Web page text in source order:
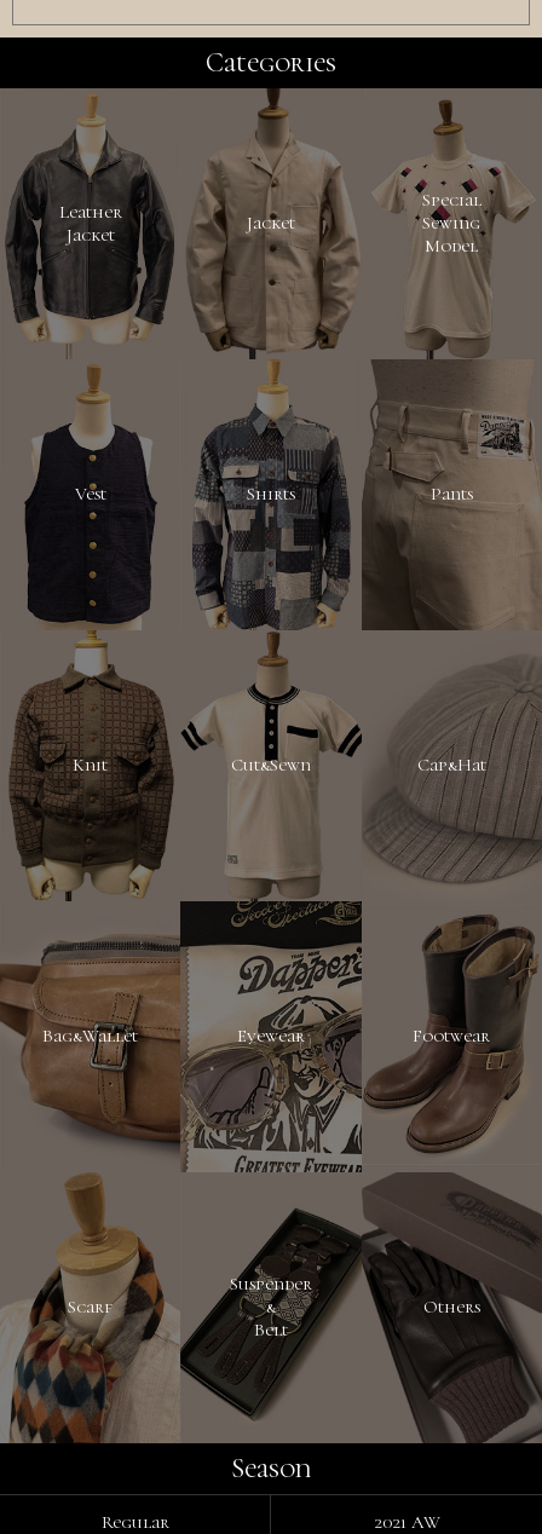
Categories
Leather
Jacket
Jacket
Special
Sewing
Model
Vest Shirts Pants
Knit Cut&Sewn Cap&Hat
Bag&Wallet Eyewear Footwear
Scarf
Suspender
&
Belt
Others
Season
Regular 2021 AW